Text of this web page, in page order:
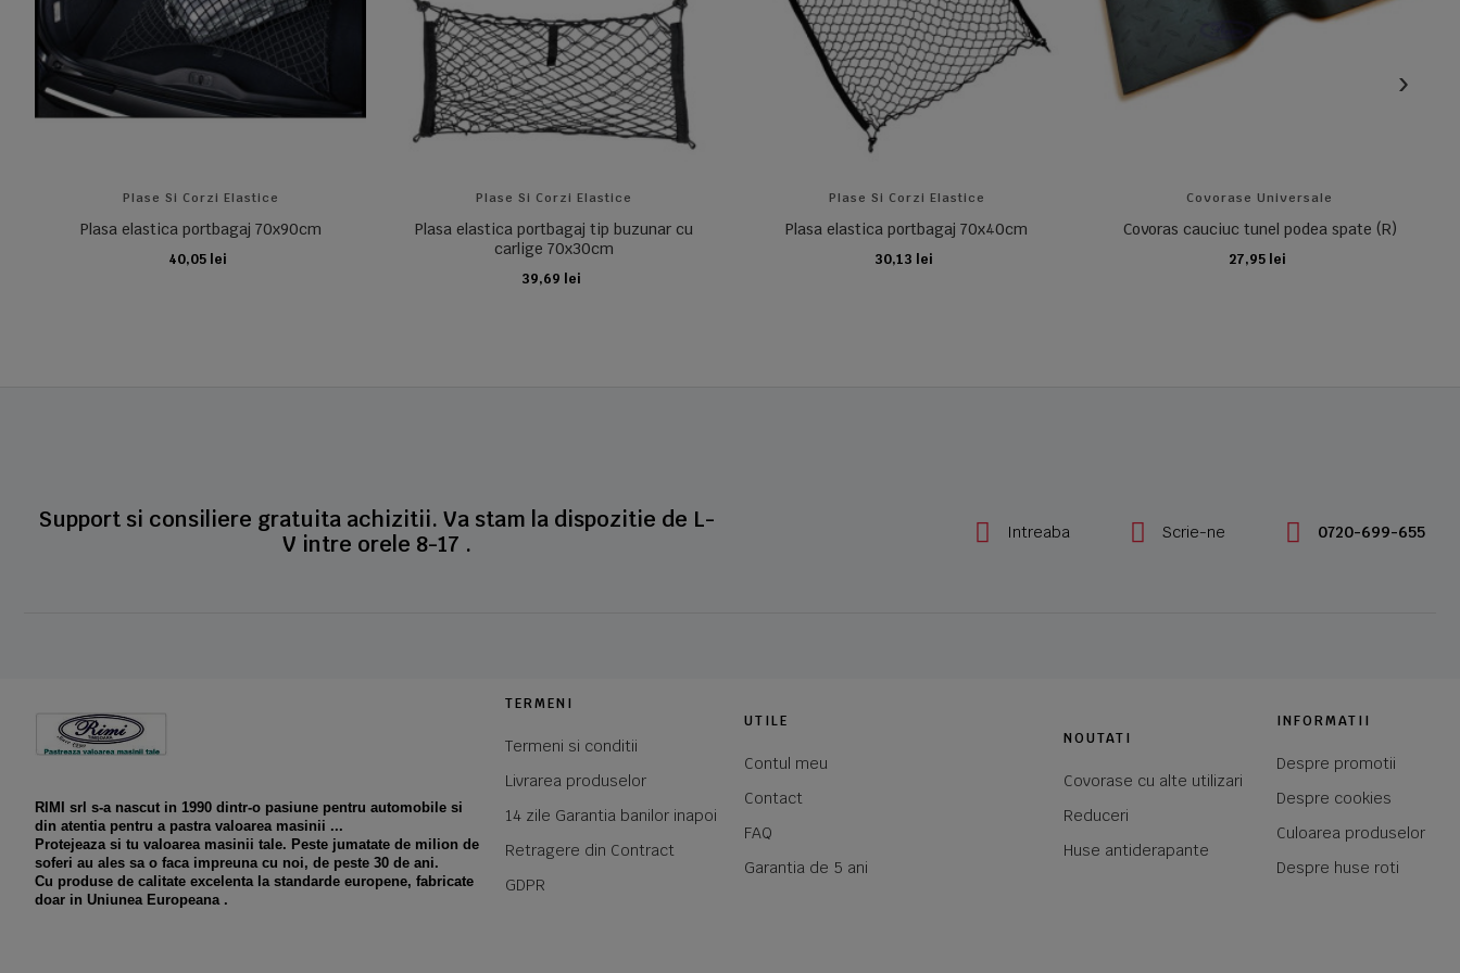
Plase Si Corzi Elastice
Plasa elastica portbagaj 70x90cm
40,05 lei
ADAUGA IN COS
Plase Si Corzi Elastice
Plasa elastica portbagaj tip buzunar cu
carlige 70x30cm
39,69 lei
ADAUGA IN COS
Plase Si Corzi Elastice
Plasa elastica portbagaj 70x40cm
30,13 lei
ADAUGA IN COS
Covorase Universale
Covoras cauciuc tunel podea spate (R)
27,95 lei
ADAUGA IN COS
Support si consiliere gratuita achizitii. Va stam la dispozitie de L-
V intre orele 8-17 .
Intreaba Scrie-ne 0720-699-655
RIMI srl s-a nascut in 1990 dintr-o pasiune pentru automobile si
din atentia pentru a pastra valoarea masinii ...
Protejeaza si tu valoarea masinii tale. Peste jumatate de milion de
soferi au ales sa o faca impreuna cu noi, de peste 30 de ani.
Cu produse de calitate excelenta la standarde europene, fabricate
doar in Uniunea Europeana .
TERMENI
Termeni si conditii
Livrarea produselor
14 zile Garantia banilor inapoi
Retragere din Contract
GDPR
UTILE
Contul meu
Contact
FAQ
Garantia de 5 ani
NOUTATI
Covorase cu alte utilizari
Reduceri
Huse antiderapante
INFORMATII
Despre promotii
Despre cookies
Culoarea produselor
Despre huse roti